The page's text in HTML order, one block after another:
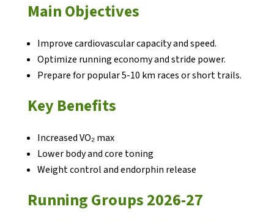
Main Objectives
Improve cardiovascular capacity and speed.
Optimize running economy and stride power.
Prepare for popular 5-10 km races or short trails.
Key Benefits
Increased VO₂ max
Lower body and core toning
Weight control and endorphin release
Running Groups 2026-27
La Fundació
Missió i valors
Els comptes clars
Memòria d'activitats